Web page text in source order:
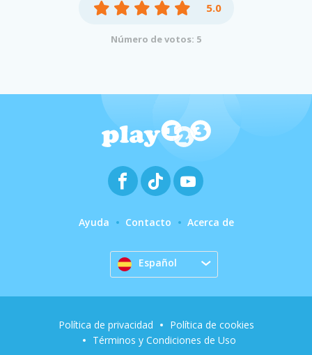
5.0
Número de votos: 5
Ayuda Contacto Acerca de
Español
Política de privacidad
Política de cookies
Términos y Condiciones de Uso